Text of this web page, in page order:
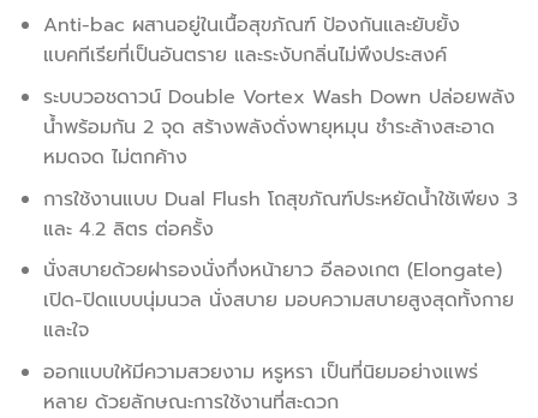
Anti-bac ผสานอยู่ในเนื้อสุขภัณฑ์ ป้องกันและยับยั้ง
แบคทีเรียที่เป็นอันตราย และระงับกลิ่นไม่พึงประสงค์
ระบบวอชดาวน์ Double Vortex Wash Down ปล่อยพลัง
น้ำพร้อมกัน 2 จุด สร้างพลังดั่งพายุหมุน ชำระล้างสะอาด
หมดจด ไม่ตกค้าง
การใช้งานแบบ Dual Flush โถสุขภัณฑ์ประหยัดน้ำใช้เพียง 3
และ 4.2 ลิตร ต่อครั้ง
นั่งสบายด้วยฝารองนั่งกึ่งหน้ายาว อีลองเกต (Elongate)
เปิด-ปิดแบบนุ่มนวล นั่งสบาย มอบความสบายสูงสุดทั้งกาย
และใจ
ออกแบบให้มีความสวยงาม หรูหรา เป็นที่นิยมอย่างแพร่
หลาย ด้วยลักษณะการใช้งานที่สะดวก